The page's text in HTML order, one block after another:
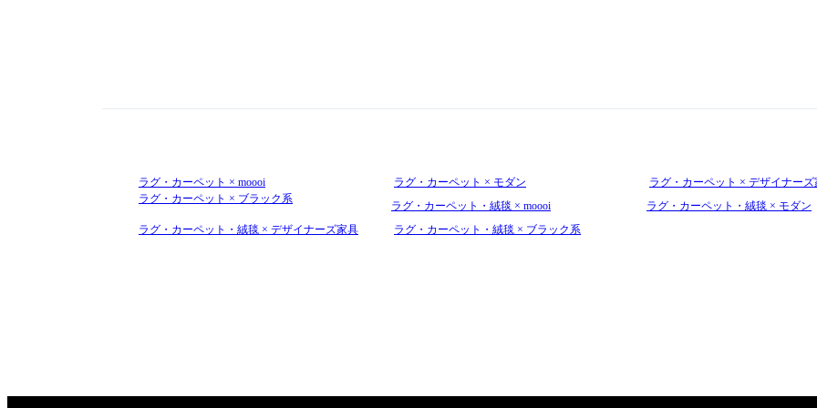
ラグ・カーペット × moooi ラグ・カーペット × モダン
ラグ・カーペット × デザイナーズ
ラグ・カーペット × ブラック系
ラグ・カーペット・絨毯 × moooi
ラグ・カーペット・絨毯 × モダン
ラグ・カーペット・絨毯 × デザイナーズ家具
ラグ・カーペット・絨毯 × ブラック系